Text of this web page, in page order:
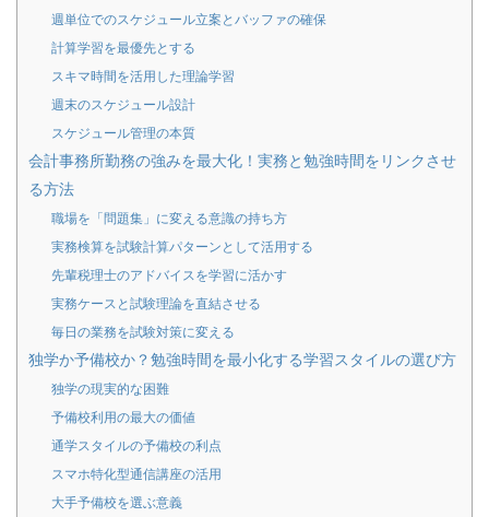
週単位でのスケジュール立案とバッファの確保
計算学習を最優先とする
スキマ時間を活用した理論学習
週末のスケジュール設計
スケジュール管理の本質
会計事務所勤務の強みを最大化！実務と勉強時間をリンクさせ
る方法
職場を「問題集」に変える意識の持ち方
実務検算を試験計算パターンとして活用する
先輩税理士のアドバイスを学習に活かす
実務ケースと試験理論を直結させる
毎日の業務を試験対策に変える
独学か予備校か？勉強時間を最小化する学習スタイルの選び方
独学の現実的な困難
予備校利用の最大の価値
通学スタイルの予備校の利点
スマホ特化型通信講座の活用
大手予備校を選ぶ意義